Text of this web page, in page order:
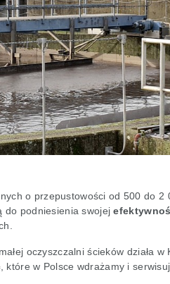
o przepustowości od 500 do 2
do podniesienia swojej
oczyszczalni ścieków działa w
, które w Polsce wdrażamy i